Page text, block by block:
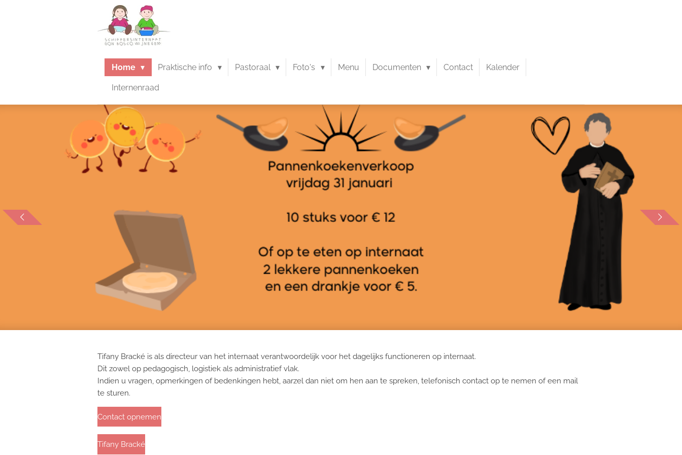
Home Praktische info Pastoraal Foto's Menu Documenten Contact Kalender
Internenraad
Tifany Bracké is als directeur van het internaat verantwoordelijk voor het dagelijks functioneren op internaat.
Dit zowel op pedagogisch, logistiek als administratief vlak.
Indien u vragen, opmerkingen of bedenkingen hebt, aarzel dan niet om hen aan te spreken, telefonisch contact op te nemen of een mail
te sturen.
Contact opnemen
Tifany Bracké